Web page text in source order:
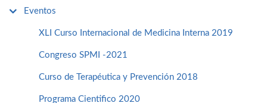
Eventos
XLI Curso Internacional de Medicina Interna 2019
Congreso SPMI -2021
Curso de Terapéutica y Prevención 2018
Programa Cientifico 2020